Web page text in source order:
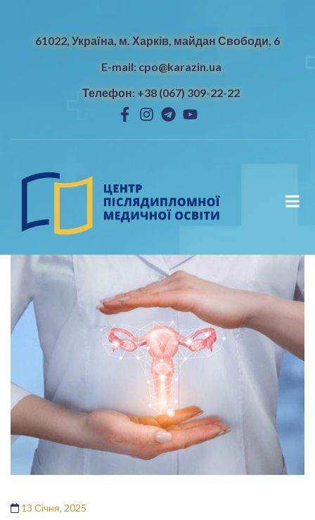
61022, Україна, м. Харків, майдан Свободи, 6
E-mail: cpo@karazin.ua
Телефон: +38 (067) 309-22-22
13 Січня, 2025